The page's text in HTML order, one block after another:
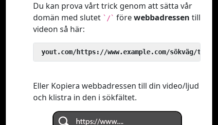
Du kan prova vårt trick genom att sätta vår
domän med slutet `/` förewebbadressen till
videon så här:
yout.com/https://www.example.com/sökväg/till/
Eller Kopiera webbadressen till din video/ljud
och klistra in den i sökfältet.